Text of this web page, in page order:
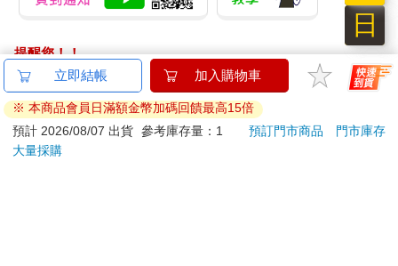
提醒您！！
金石堂及銀行均不會請您操作ATM! 如接獲電話要求您前往
ATM提款機，請不要聽從指示，以免受騙上當！
退換貨須知：
**提醒您，鑑賞期不等於試用期，退回商品須為全新狀態**
立即結帳 加入購物車
※ 本商品會員日滿額金幣加碼回饋最高15倍
預計 2026/08/07 出貨 參考庫存量：1 預訂門市商品
門市庫存
大量採購
日